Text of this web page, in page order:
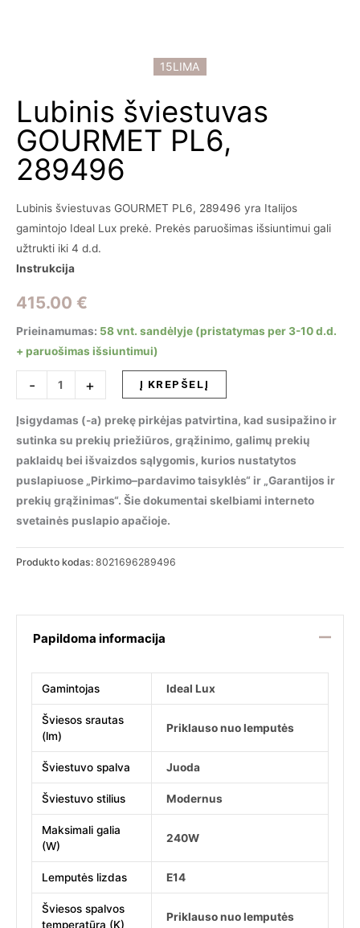
15LIMA
Lubinis šviestuvas
GOURMET PL6,
289496
Lubinis šviestuvas GOURMET PL6, 289496 yra Italijos
gamintojo Ideal Lux prekė. Prekės paruošimas išsiuntimui gali
užtrukti iki 4 d.d.
Instrukcija
415.00 €
Prieinamumas: 58 vnt. sandėlyje (pristatymas per 3-10 d.d.
+ paruošimas išsiuntimui)
-
produkto
kiekis:
Lubinis
šviestuvas
GOURMET
PL6,
289496
+ Į KREPŠELĮ
Įsigydamas (-a) prekę pirkėjas patvirtina, kad susipažino ir
sutinka su prekių priežiūros, grąžinimo, galimų prekių
paklaidų bei išvaizdos sąlygomis, kurios nustatytos
puslapiuose „Pirkimo–pardavimo taisyklės“ ir „Garantijos ir
prekių grąžinimas“. Šie dokumentai skelbiami interneto
svetainės puslapio apačioje.
Produkto kodas: 8021696289496
Papildoma informacija
Gamintojas Ideal Lux
Šviesos srautas
(lm)
Priklauso nuo lemputės
Šviestuvo spalva Juoda
Šviestuvo stilius Modernus
Maksimali galia
(W)
240W
Lemputės lizdas E14
Šviesos spalvos
temperatūra (K)
Priklauso nuo lemputės